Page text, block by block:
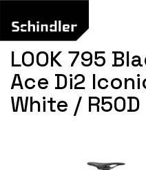
treści
LOOK 795
Ace Di2
White / R50D